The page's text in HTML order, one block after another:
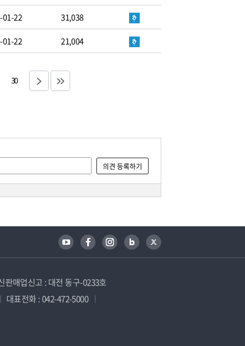
01-22 31,038
01-22 21,004
30
판매업신고 : 대전 동구-0233호
대표전화 : 042-472-5000